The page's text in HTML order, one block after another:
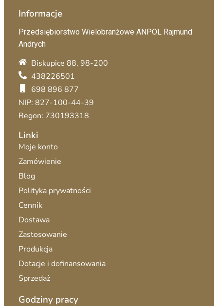
Informacje
Przedsiębiorstwo Wielobranżowe ANPOL Rajmund
Andrych
Biskupice 88, 98-200
438226501
698 896 877
NIP: 827-100-44-39
Regon: 730193318
Linki
Moje konto
Zamówienie
Blog
Polityka prywatności
Cennik
Dostawa
Zastosowanie
Produkcja
Dotacje i dofinansowania
Sprzedaż
Godziny pracy